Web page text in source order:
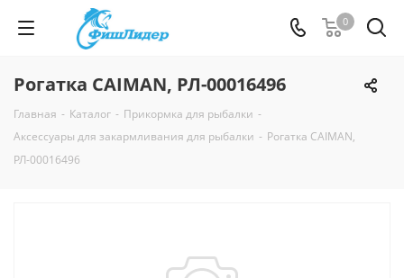
0
Рогатка CAIMAN, РЛ-00016496
Главная - Каталог - Прикормка для рыбалки -
Аксессуары для закармливания для рыбалки - Рогатка CAIMAN,
РЛ-00016496